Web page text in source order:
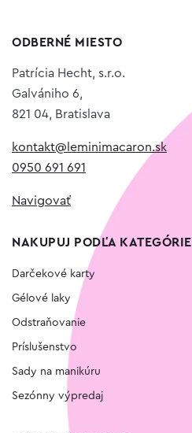
ODBERNÉ MIESTO
Patrícia Hecht, s.r.o.
Galvániho 6,
821 04, Bratislava
kontakt@leminimacaron.sk
0950 691 691
Navigovať
NAKUPUJ PODĽA KATEGÓRIE
Darčekové karty
Gélové laky
Odstraňovanie
Príslušenstvo
Sady na manikúru
Sezónny výpredaj